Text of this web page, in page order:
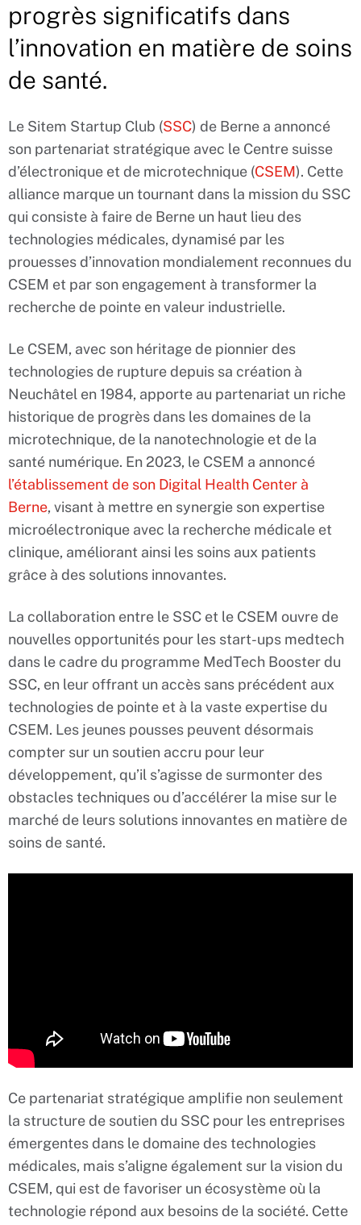
progrès significatifs dans
l’innovation en matière de soins
de santé.
Le Sitem Startup Club (SSC) de Berne a annoncé
son partenariat stratégique avec le Centre suisse
d’électronique et de microtechnique (CSEM). Cette
alliance marque un tournant dans la mission du SSC
qui consiste à faire de Berne un haut lieu des
technologies médicales, dynamisé par les
prouesses d’innovation mondialement reconnues du
CSEM et par son engagement à transformer la
recherche de pointe en valeur industrielle.
Le CSEM, avec son héritage de pionnier des
technologies de rupture depuis sa création à
Neuchâtel en 1984, apporte au partenariat un riche
historique de progrès dans les domaines de la
microtechnique, de la nanotechnologie et de la
santé numérique. En 2023, le CSEM a annoncé
l’établissement de son Digital Health Center à
Berne, visant à mettre en synergie son expertise
microélectronique avec la recherche médicale et
clinique, améliorant ainsi les soins aux patients
grâce à des solutions innovantes.
La collaboration entre le SSC et le CSEM ouvre de
nouvelles opportunités pour les start-ups medtech
dans le cadre du programme MedTech Booster du
SSC, en leur offrant un accès sans précédent aux
technologies de pointe et à la vaste expertise du
CSEM. Les jeunes pousses peuvent désormais
compter sur un soutien accru pour leur
développement, qu’il s’agisse de surmonter des
obstacles techniques ou d’accélérer la mise sur le
marché de leurs solutions innovantes en matière de
soins de santé.
Ce partenariat stratégique amplifie non seulement
la structure de soutien du SSC pour les entreprises
émergentes dans le domaine des technologies
médicales, mais s’aligne également sur la vision du
CSEM, qui est de favoriser un écosystème où la
technologie répond aux besoins de la société. Cette